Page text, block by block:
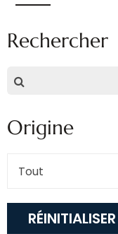
Rechercher
Origine
RÉINITIALISER